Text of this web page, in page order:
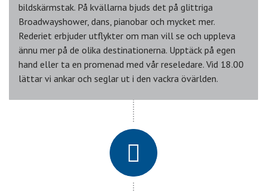
bildskärmstak. På kvällarna bjuds det på glittriga
Broadwayshower, dans, pianobar och mycket mer.
Rederiet erbjuder utflykter om man vill se och uppleva
ännu mer på de olika destinationerna. Upptäck på egen
hand eller ta en promenad med vår reseledare. Vid 18.00
lättar vi ankar och seglar ut i den vackra övärlden.